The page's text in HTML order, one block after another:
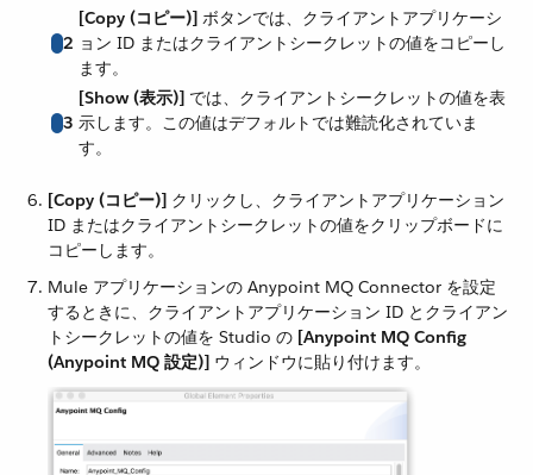
2
[Copy (コピー)] ​ ボタンでは、クライアントアプリケーシ
ョン ID またはクライアントシークレットの値をコピーし
ます。
3
[Show (表示)] ​ では、クライアントシークレットの値を表
示します。この値はデフォルトでは難読化されていま
す。
[Copy (コピー)] ​ クリックし、クライアントアプリケーション
ID またはクライアントシークレットの値をクリップボードに
コピーします。
Mule アプリケーションの Anypoint MQ Connector を設定
するときに、クライアントアプリケーション ID とクライアン
トシークレットの値を Studio の ​ [Anypoint MQ Config
(Anypoint MQ 設定)] ​ ウィンドウに貼り付けます。